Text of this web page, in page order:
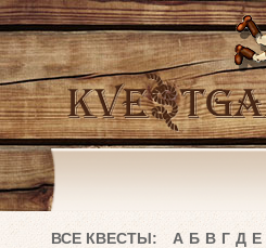
ВСЕ КВЕСТЫ: А Б В Г Д Е